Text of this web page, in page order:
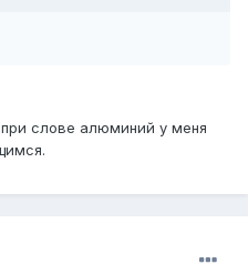
слове алюминий у меня